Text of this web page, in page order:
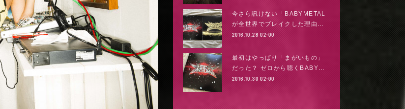
今さら訊けない「BABYMETAL
が全世界でブレイクした理由…
2016.10.28 02:00
最初はやっぱり「まがいもの」
だった？ ゼロから聴くBABY…
2016.10.30 02:00